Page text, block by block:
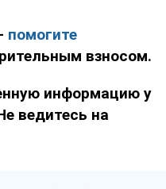
помогите
взносом.
информацию у
ведитесь на